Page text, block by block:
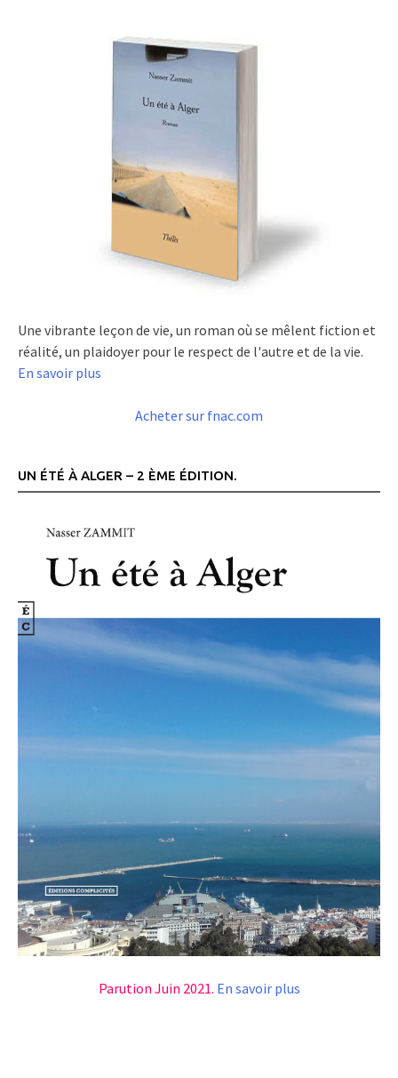
Une vibrante leçon de vie, un roman où se mêlent fiction et
réalité, un plaidoyer pour le respect de l'autre et de la vie.
En savoir plus
Acheter sur fnac.com
UN ÉTÉ À ALGER – 2 ÈME ÉDITION.
Parution Juin 2021. En savoir plus